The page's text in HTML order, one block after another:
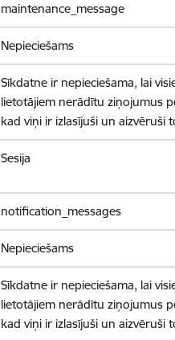
maintenance_message
Nepieciešams
Sīkdatne ir nepieciešama, lai
lietotājiem nerādītu ziņojumus
kad viņi ir izlasījuši un aizvēruši
Sesija
notification_messages
Nepieciešams
Sīkdatne ir nepieciešama, lai
lietotājiem nerādītu ziņojumus
kad viņi ir izlasījuši un aizvēruši